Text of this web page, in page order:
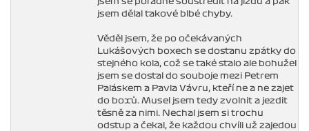
jsem se pořádně soustředit na jízdu a pak
jsem dělal takové blbé chyby.
Věděl jsem, že po očekávaných
Lukášových boxech se dostanu zpátky do
stejného kola, což se také stalo ale bohužel
jsem se dostal do souboje mezi Petrem
Paláskem a Pavla Vávru, kteří ne a ne zajet
do boxů. Musel jsem tedy zvolnit a jezdit
těsně za nimi. Nechal jsem si trochu
odstup a čekal, že každou chvíli už zajedou